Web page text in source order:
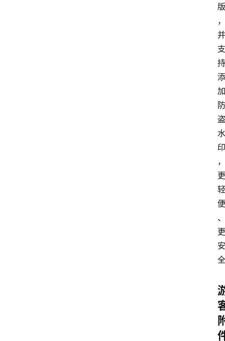
版
，
并
支
持
添
加
防
盗
水
印
，
更
轻
便
、
更
安
全